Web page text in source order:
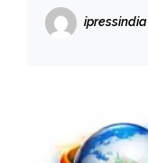
देशराज कर्णवाल
ipressindia